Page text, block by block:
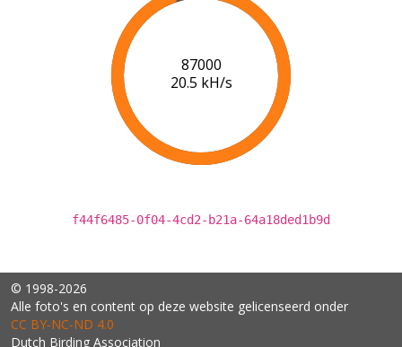
89000
20.5 kH/s
f44f6485-0f04-4cd2-b21a-64a18ded1b9d
© 1998-2026
Alle foto's en content op deze website gelicenseerd onder
CC BY‑NC‑ND 4.0
Dutch Birding Association